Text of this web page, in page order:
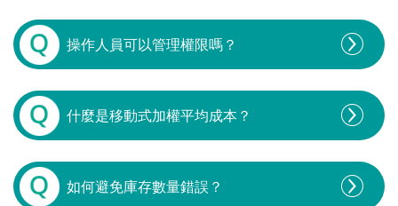
操作人員可以管理權限嗎？
什麼是移動式加權平均成本？
如何避免庫存數量錯誤？